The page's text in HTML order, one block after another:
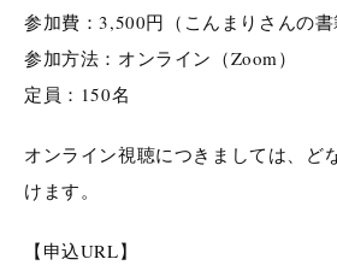
参加費：3,500円（こんまりさんの書
参加方法：オンライン（Zoom）
定員：150名
オンライン視聴につきましては、ど
けます。
【申込URL】